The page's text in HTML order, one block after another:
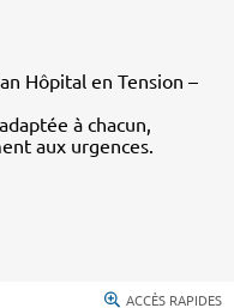
Hôpital en Tension –
à chacun,
aux urgences.
ACCÈS RAPIDES